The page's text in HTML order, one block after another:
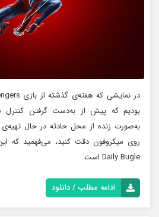
بودیم که پیش از به‌دست گرفتن
به‌صورت زنده از محل حادثه در حال
Daily Bugle است.
ادامه مطلب / دانلود